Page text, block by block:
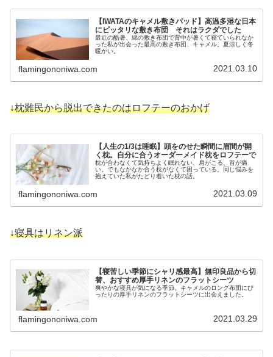
【IWATAのキャメル敷きパッド】高温多湿な日本
にピッタリな敷き布団 それはラクダでした
最近の酷暑、綿の敷き布団で背中が暑くて寝ていられなか
った私が出会った最高の敷き布団、キャメル。夏涼しく冬
暖かい。
flamingononiwa.com 2021.03.10
↓枕難民から脱出できたのはロフテーのおかげ
【人生の1/3は睡眠】頭をのせた瞬間に眉間が開
く枕。自分に合うオーダーメイド枕をロフテーで
枕が合わなくて気持ちよく眠れない、肩がこる、首が痛
い。でもなかなか合う枕がなくて困っている。同じ悩みを
抱えていた私がたどり着いた枕の話。
flamingononiwa.com 2021.03.09
↓寝具はリネン派
【寝苦しい季節にシャリ感最高】無印良品から切
替、おすすめ厚手リネンのフラットシーツ
爽やかな寝具が気になる季節。キャメルのロング布団にぴ
ったりの厚手リネンのフラットシーツに出会えました。
flamingononiwa.com 2021.03.29